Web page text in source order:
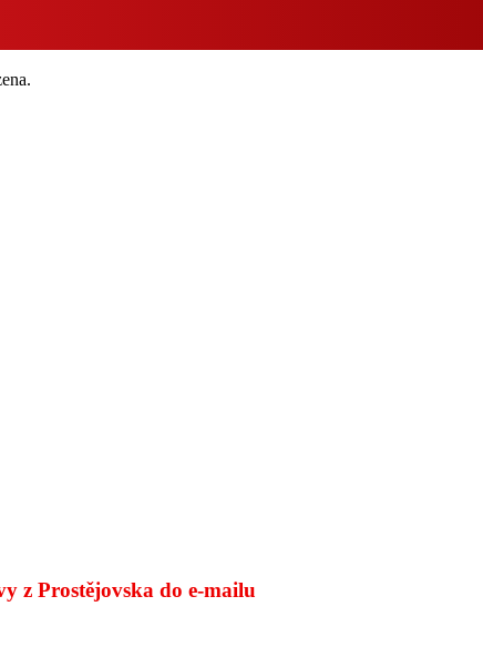
z Prostějovska do e‑mailu